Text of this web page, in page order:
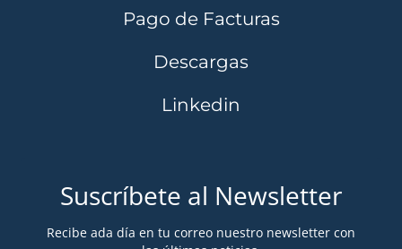
Pago de Facturas
Descargas
Linkedin
Suscríbete al Newsletter
Recibe ada día en tu correo nuestro newsletter con